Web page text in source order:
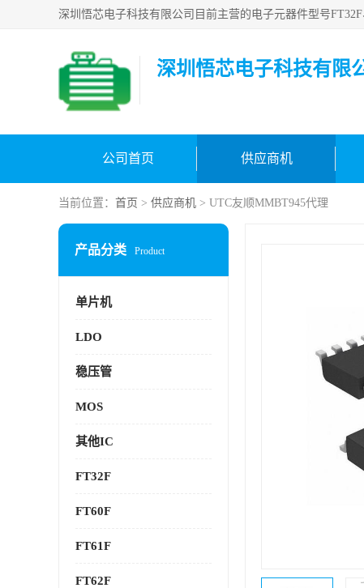
深圳悟芯电子科技有限
公司首页 供应商机
当前位置： 首页 > 供应商机 > UTC友顺MMBT945代理
产品分类 Product
单片机
LDO
稳压管
MOS
其他IC
FT32F
FT60F
FT61F
FT62F